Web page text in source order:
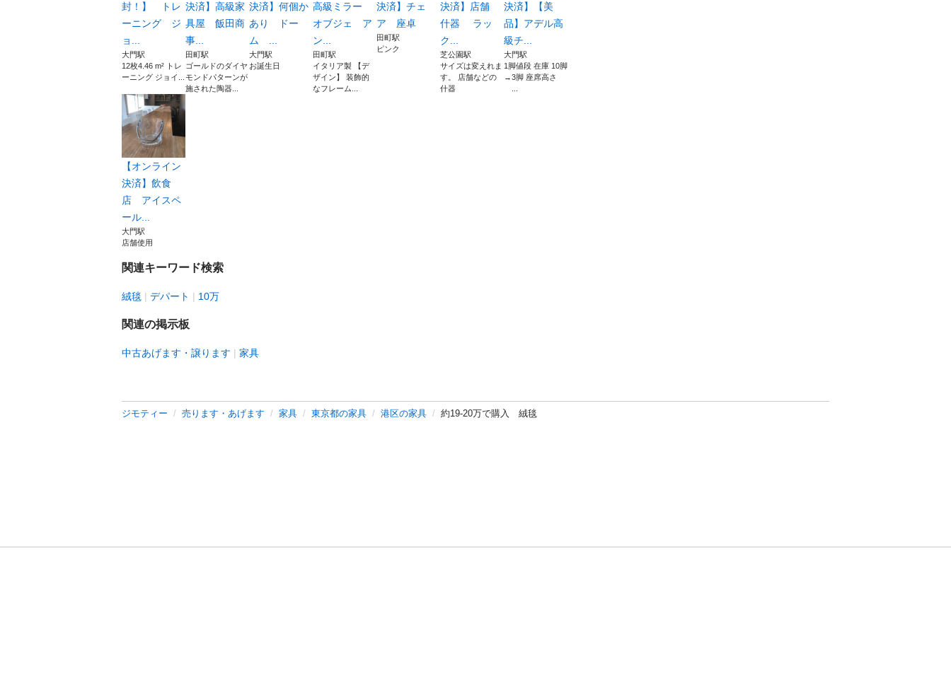
封！】 トレ
ーニング ジ
ョ...
大門駅
12枚4.46 m² トレ
ーニング ジョイ...
決済】高級家
具屋 飯田商
事...
田町駅
ゴールドのダイヤ
モンドパターンが
施された陶器...
決済】何個か
あり ドー
ム ...
大門駅
お誕生日
高級ミラー
オブジェ ア
ン...
田町駅
イタリア製 【デ
ザイン】 装飾的
なフレーム...
決済】チェ
ア 座卓
田町駅
ピンク
決済】店舗
什器 ラッ
ク...
芝公園駅
サイズは変えれま
す。 店舗などの
什器
決済】【美
品】アデル高
級チ...
大門駅
1脚値段 在庫 10脚
→3脚 座席高さ
【オンライン
決済】飲食
店 アイスペ
ール...
大門駅
店舗使用
関連キーワード検索
絨毯 デパート 10万
関連の掲示板
中古あげます・譲ります 家具
ジモティー 売ります・あげます 家具 東京都の家具 港区の家具 約19-20万で購入 絨毯